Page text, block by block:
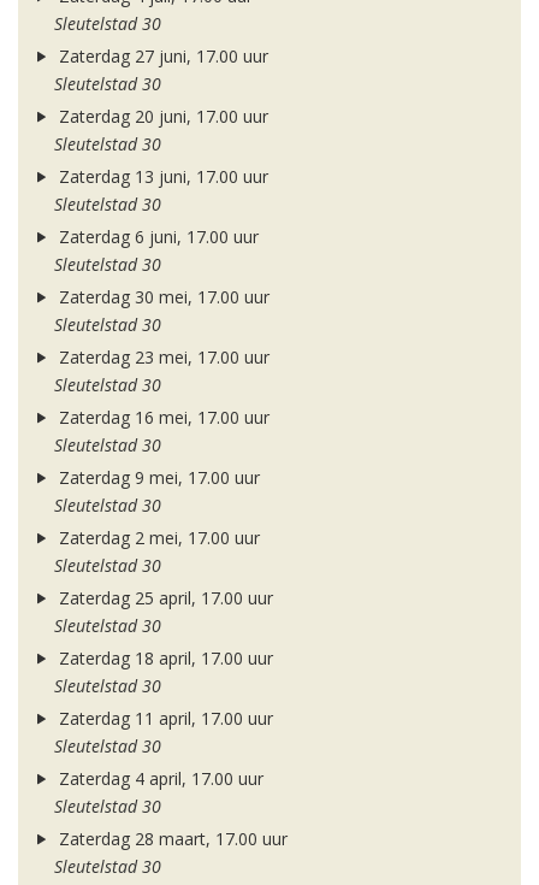
Sleutelstad 30
Zaterdag 27 juni, 17.00 uur
Sleutelstad 30
Zaterdag 20 juni, 17.00 uur
Sleutelstad 30
Zaterdag 13 juni, 17.00 uur
Sleutelstad 30
Zaterdag 6 juni, 17.00 uur
Sleutelstad 30
Zaterdag 30 mei, 17.00 uur
Sleutelstad 30
Zaterdag 23 mei, 17.00 uur
Sleutelstad 30
Zaterdag 16 mei, 17.00 uur
Sleutelstad 30
Zaterdag 9 mei, 17.00 uur
Sleutelstad 30
Zaterdag 2 mei, 17.00 uur
Sleutelstad 30
Zaterdag 25 april, 17.00 uur
Sleutelstad 30
Zaterdag 18 april, 17.00 uur
Sleutelstad 30
Zaterdag 11 april, 17.00 uur
Sleutelstad 30
Zaterdag 4 april, 17.00 uur
Sleutelstad 30
Zaterdag 28 maart, 17.00 uur
Sleutelstad 30